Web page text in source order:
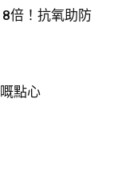
倍！抗氧助防
點心